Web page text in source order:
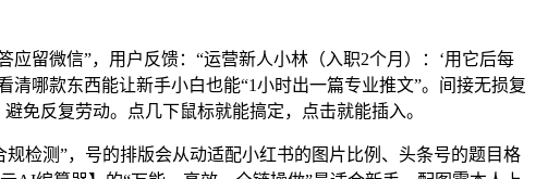
留微信”，用户反馈：“运营新人小林（入职2个月）：‘用它后每
哪款东西能让新手小白也能“1小时出一篇专业推文”。间接无损复
免反复劳动。点几下鼠标就能搞定，点击就能插入。
检测”，号的排版会从动适配小红书的图片比例、头条号的题目格